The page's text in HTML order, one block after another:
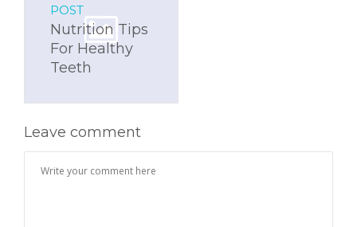
POST
Nutrition Tips
For Healthy
Teeth
Leave comment